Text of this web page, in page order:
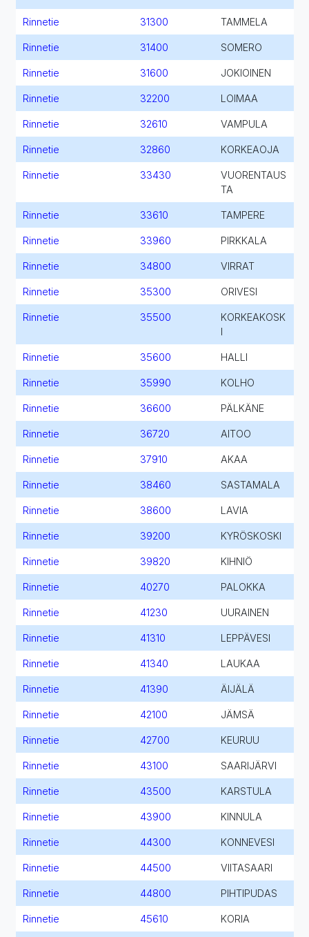
Rinnetie 31300 TAMMELA
Rinnetie 31400 SOMERO
Rinnetie 31600 JOKIOINEN
Rinnetie 32200 LOIMAA
Rinnetie 32610 VAMPULA
Rinnetie 32860 KORKEAOJA
Rinnetie 33430
VUORENTAUS
TA
Rinnetie 33610 TAMPERE
Rinnetie 33960 PIRKKALA
Rinnetie 34800 VIRRAT
Rinnetie 35300 ORIVESI
Rinnetie 35500
KORKEAKOSK
Rinnetie 35600 HALLI
Rinnetie 35990 KOLHO
Rinnetie 36600 PÄLKÄNE
Rinnetie 36720 AITOO
Rinnetie 37910 AKAA
Rinnetie 38460 SASTAMALA
Rinnetie 38600 LAVIA
Rinnetie 39200 KYRÖSKOSKI
Rinnetie 39820 KIHNIÖ
Rinnetie 40270 PALOKKA
Rinnetie 41230 UURAINEN
Rinnetie 41310 LEPPÄVESI
Rinnetie 41340 LAUKAA
Rinnetie 41390 ÄIJÄLÄ
Rinnetie 42100 JÄMSÄ
Rinnetie 42700 KEURUU
Rinnetie 43100 SAARIJÄRVI
Rinnetie 43500 KARSTULA
Rinnetie 43900 KINNULA
Rinnetie 44300 KONNEVESI
Rinnetie 44500 VIITASAARI
Rinnetie 44800 PIHTIPUDAS
Rinnetie 45610 KORIA